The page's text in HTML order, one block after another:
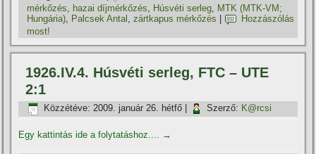
mérkőzés
hazai dí­jmérkőzés Húsvéti serleg MTK (MTK-VM;
Hungária), Palcsek Antal ,zártkapus mérkőzés
Hozzászólás
most!
1926.IV.4. Húsvéti serleg, FTC – UTE
2:1
Közzétéve: 2009. január 26. hétfő Szerző: K@rcsi
Egy kattintás ide a folytatáshoz.... →